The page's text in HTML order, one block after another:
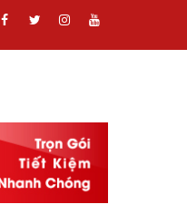
Facebook
TwitterInstagram
Youtube